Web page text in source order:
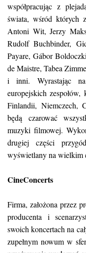
współpracując z
świata, wśród których
Antoni Wit, Jerzy
Rudolf Buchbinder,
Payare, Gábor
de Maistre, Tabea
i inni. Wyrastając
europejskich
Finlandii, Niemczech,
będą czarować
muzyki filmowej.
drugiej części
wyświetlany na wielkim
CineConcerts
Firma, założona przez
producenta i
swoich koncertach na
zupełnym nowum w